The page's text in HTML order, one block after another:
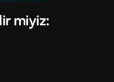
miyiz: